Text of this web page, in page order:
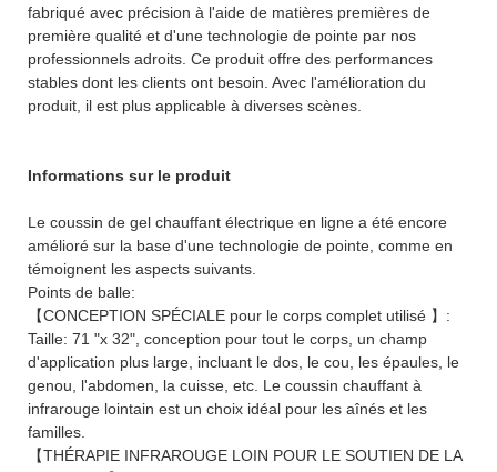
fabriqué avec précision à l'aide de matières premières de
première qualité et d'une technologie de pointe par nos
professionnels adroits. Ce produit offre des performances
stables dont les clients ont besoin. Avec l'amélioration du
produit, il est plus applicable à diverses scènes.
Informations sur le produit
Le coussin de gel chauffant électrique en ligne a été encore
amélioré sur la base d'une technologie de pointe, comme en
témoignent les aspects suivants.
Points de balle:
【CONCEPTION SPÉCIALE pour le corps complet utilisé 】:
Taille: 71 "x 32", conception pour tout le corps, un champ
d'application plus large, incluant le dos, le cou, les épaules, le
genou, l'abdomen, la cuisse, etc. Le coussin chauffant à
infrarouge lointain est un choix idéal pour les aînés et les
familles.
【THÉRAPIE INFRAROUGE LOIN POUR LE SOUTIEN DE LA